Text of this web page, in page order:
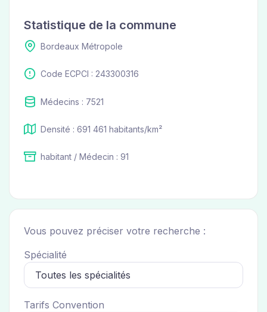
Statistique de la commune
Bordeaux Métropole
Code ECPCI : 243300316
Médecins : 7521
Densité : 691 461 habitants/km²
habitant / Médecin : 91
Vous pouvez préciser votre recherche :
Spécialité
Tarifs Convention